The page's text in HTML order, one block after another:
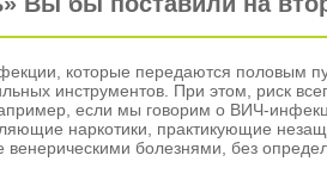
которые передаются половым
инструментов. При этом, риск
если мы говорим о ВИЧ-
наркотики, практикующие
болезнями, без